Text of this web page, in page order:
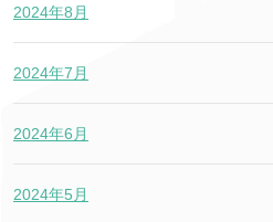
2024年8月
2024年7月
2024年6月
2024年5月